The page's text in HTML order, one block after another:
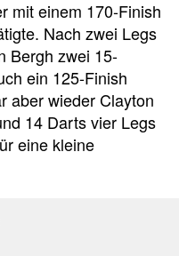
mit einem 170-Finish
Nach zwei Legs
Bergh zwei 15-
ein 125-Finish
aber wieder Clayton
14 Darts vier Legs
eine kleine